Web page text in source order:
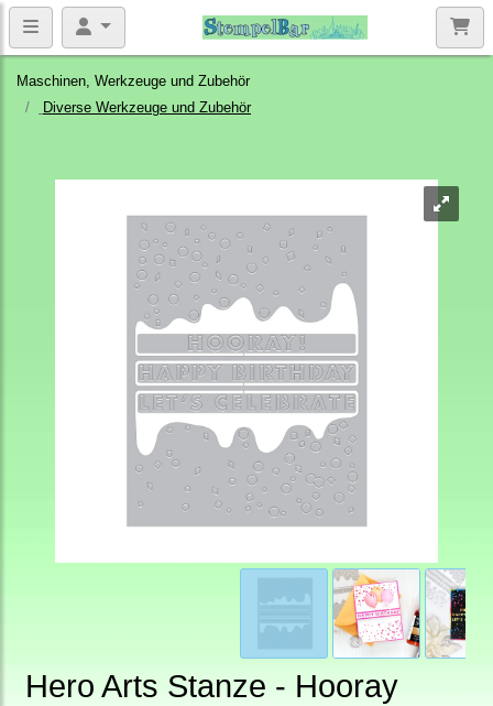
Maschinen, Werkzeuge und Zubehör
Diverse Werkzeuge und Zubehör
Hero Arts Stanze - Hooray